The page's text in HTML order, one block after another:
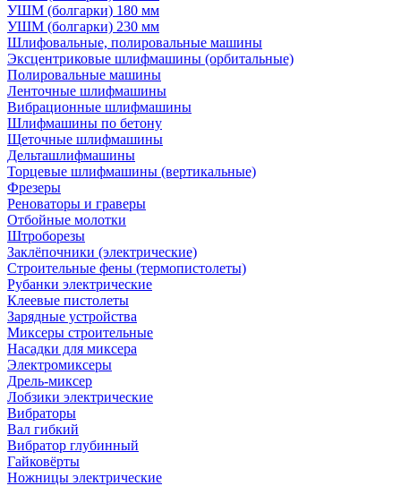
УШМ (болгарки) 180 мм
УШМ (болгарки) 230 мм
Шлифовальные, полировальные машины
Эксцентриковые шлифмашины (орбитальные)
Полировальные машины
Ленточные шлифмашины
Вибрационные шлифмашины
Шлифмашины по бетону
Щеточные шлифмашины
Дельташлифмашины
Торцевые шлифмашины (вертикальные)
Фрезеры
Реноваторы и граверы
Отбойные молотки
Штроборезы
Заклёпочники (электрические)
Строительные фены (термопистолеты)
Рубанки электрические
Клеевые пистолеты
Зарядные устройства
Миксеры строительные
Насадки для миксера
Электромиксеры
Дрель-миксер
Лобзики электрические
Вибраторы
Вал гибкий
Вибратор глубинный
Гайковёрты
Ножницы электрические